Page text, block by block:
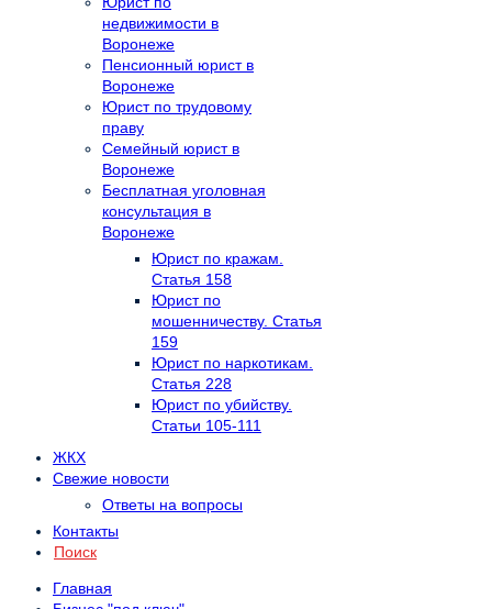
недвижимости в
Воронеже
Пенсионный юрист в
Воронеже
Юрист по трудовому
праву
Семейный юрист в
Воронеже
Бесплатная уголовная
консультация в
Воронеже
Юрист по кражам.
Статья 158
Юрист по
мошенничеству. Статья
159
Юрист по наркотикам.
Статья 228
Юрист по убийству.
Статьи 105-111
ЖКХ
Свежие новости
Ответы на вопросы
Контакты
Поиск
Главная